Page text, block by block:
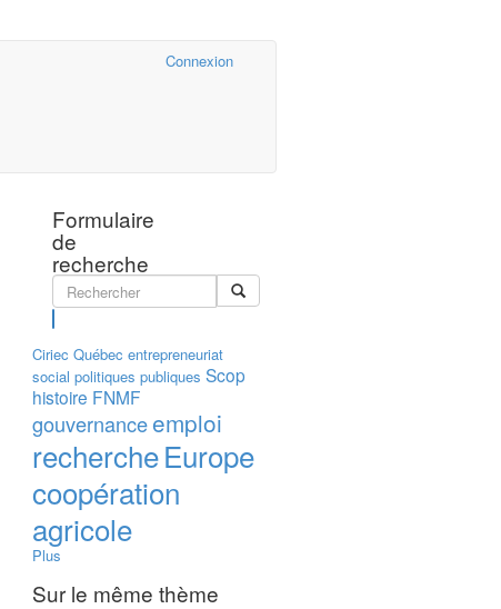
Connexion
Formulaire
de
recherche
Ciriec Québec entrepreneuriat
social politiques publiques Scop
histoire FNMF
gouvernanceemploi
rechercheEurope
coopération
agricole
Plus
Sur le même thème